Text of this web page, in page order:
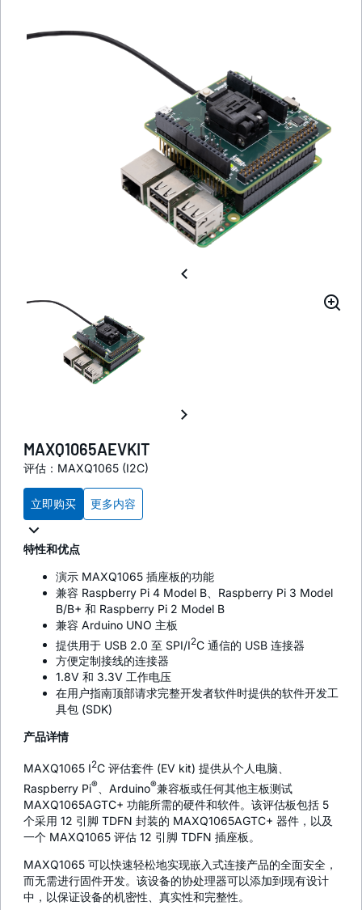
MAXQ1065AEVKIT
评估：MAXQ1065 (I2C)
立即购买 更多内容
特性和优点
演示 MAXQ1065 插座板的功能
兼容 Raspberry Pi 4 Model B、Raspberry Pi 3 Model
B/B+ 和 Raspberry Pi 2 Model B
兼容 Arduino UNO 主板
提供用于 USB 2.0 至 SPI/I2C 通信的 USB 连接器
方便定制接线的连接器
1.8V 和 3.3V 工作电压
在用户指南顶部请求完整开发者软件时提供的软件开发工
具包 (SDK)
产品详情
MAXQ1065 I2C 评估套件 (EV kit) 提供从个人电脑、
Raspberry Pi® 、Arduino®兼容板或任何其他主板测试
MAXQ1065AGTC+ 功能所需的硬件和软件。该评估板包括 5
个采用 12 引脚 TDFN 封装的 MAXQ1065AGTC+ 器件，以及
一个 MAXQ1065 评估 12 引脚 TDFN 插座板。
MAXQ1065 可以快速轻松地实现嵌入式连接产品的全面安全，
而无需进行固件开发。该设备的协处理器可以添加到现有设计
中，以保证设备的机密性、真实性和完整性。